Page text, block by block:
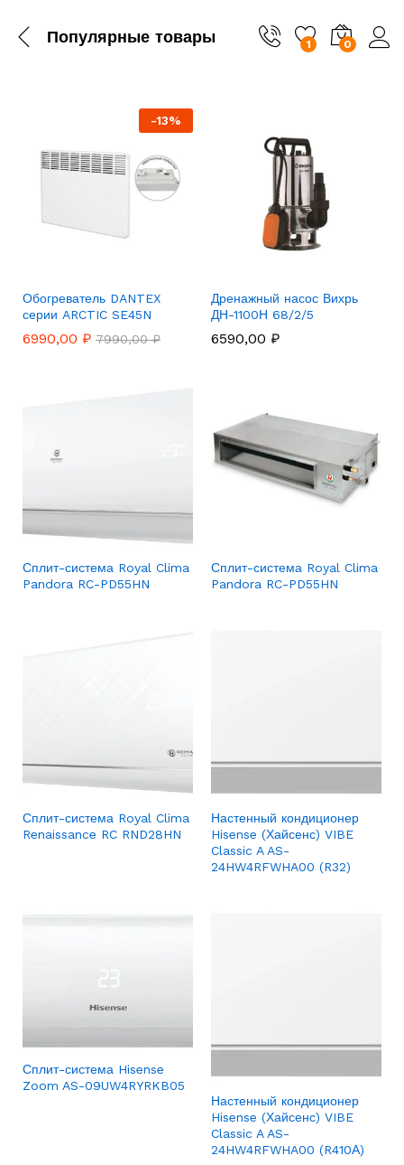
Популярные товары 1 0
-13%
Обогреватель DANTEX
серии ARCTIC SE45N
6990,00 ₽ 7990,00₽
Дренажный насос Вихрь
ДН-1100Н 68/2/5
6590,00 ₽
Сплит-система Royal Clima
Pandora RC-PD55HN
Сплит-система Royal Clima
Pandora RC-PD55HN
Сплит-система Royal Clima
Renaissance RC RND28HN
Настенный кондиционер
Hisense (Хайсенс) VIBE
Classic A AS-
24HW4RFWHA00 (R32)
Сплит-система Hisense
Zoom AS-09UW4RYRKB05
Настенный кондиционер
Hisense (Хайсенс) VIBE
Classic A AS-
24HW4RFWHA00 (R410А)